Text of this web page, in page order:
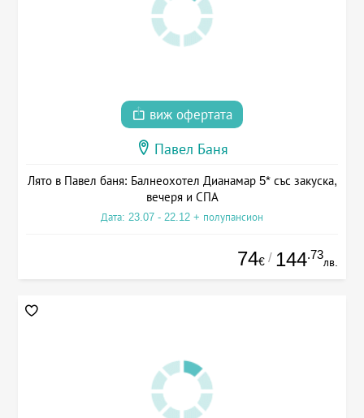
виж офертата
Павел Баня
Лято в Павел баня: Балнеохотел Дианамар 5* със закуска,
вечеря и СПА
Дата: 23.07 - 22.12 + полупансион
74€ / 144.73
лв.